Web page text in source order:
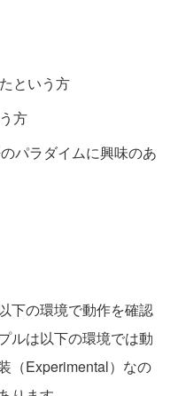
という方
方
パラダイムに興味のあ
下の環境で動作を確認
ルは以下の環境では動
（Experimental）なの